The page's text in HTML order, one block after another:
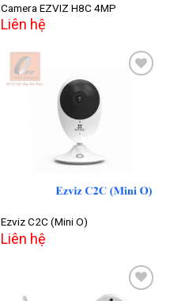
Camera EZVIZ H8C 4MP
Liên hệ
Ezviz C2C (Mini O)
Liên hệ